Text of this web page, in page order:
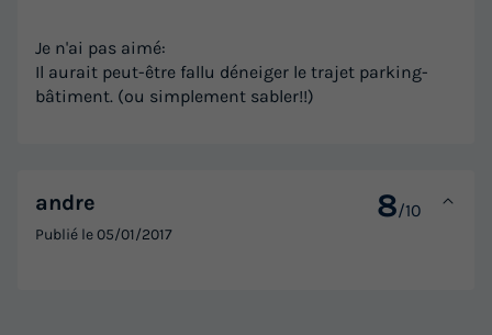
Je n'ai pas aimé:
Il aurait peut-être fallu déneiger le trajet parking-
bâtiment. (ou simplement sabler!!)
andre 8/10
Publié le05/01/2017